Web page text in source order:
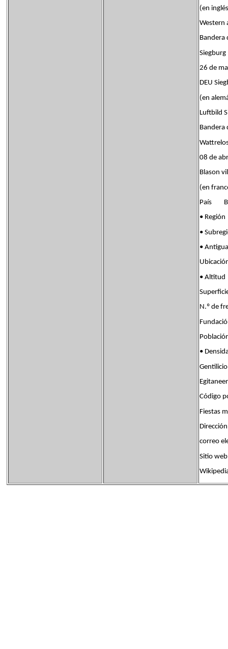
(en
Western
Siegburg
26 de
DEU
(en
Luftbild
08 de
Blason
(en
País
•
•
•
•
N.º de
•
Código
Fiestas
correo
Sitio